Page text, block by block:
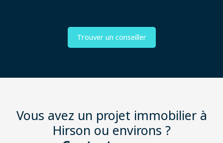
Trouver un conseiller
Vous avez un projet immobilier à
Hirson ou environs ?